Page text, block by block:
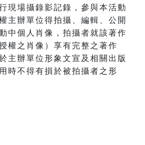
現場攝錄影記錄，參與本活動
主辦單位得拍攝、編輯、公開
中個人肖像，拍攝者就該著作
權之肖像）享有完整之著作
主辦單位形象文宣及相關出版
時不得有損於被拍攝者之形